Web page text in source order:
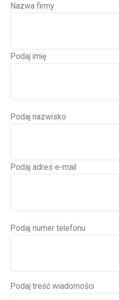
Nazwa firmy
Podaj imię
Podaj nazwisko
Podaj adres e-mail
Podaj numer telefonu
Podaj treść wiadomości